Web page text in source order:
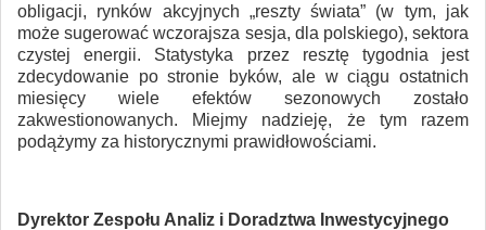
obligacji, rynków akcyjnych „reszty świata” (w tym, jak
może sugerować wczorajsza sesja, dla polskiego), sektora
czystej energii. Statystyka przez resztę tygodnia jest
zdecydowanie po stronie byków, ale w ciągu ostatnich
miesięcy wiele efektów sezonowych zostało
zakwestionowanych. Miejmy nadzieję, że tym razem
podążymy za historycznymi prawidłowościami.
Dyrektor Zespołu Analiz i Doradztwa Inwestycyjnego